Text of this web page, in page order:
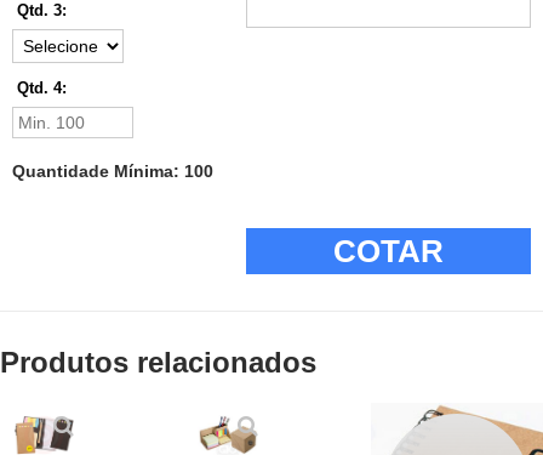
Qtd. 3:
Qtd. 4:
Quantidade Mínima: 100
COTAR
Produtos relacionados